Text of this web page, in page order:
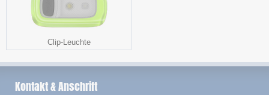
Clip-Leuchte
Kontakt & Anschrift